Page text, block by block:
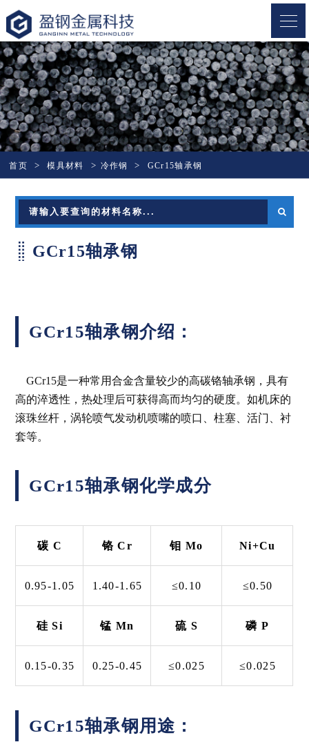
首页 模具材料 冷作钢 GCr15轴承钢
GCr15轴承钢
GCr15轴承钢介绍：
GCr15是一种常用合金含量较少的高碳铬轴承钢，具有
高的淬透性，热处理后可获得高而均匀的硬度。如机床的
滚珠丝杆，涡轮喷气发动机喷嘴的喷口、柱塞、活门、衬
套等。
GCr15轴承钢化学成分
碳 C 铬 Cr 钼 Mo Ni+Cu
0.95-1.05 1.40-1.65 ≤0.10 ≤0.50
硅 Si 锰 Mn 硫 S 磷 P
0.15-0.35 0.25-0.45 ≤0.025 ≤0.025
GCr15轴承钢用途：